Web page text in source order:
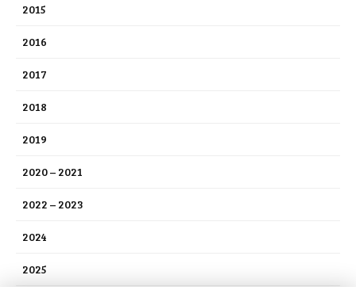
2015
2016
2017
2018
2019
2020 – 2021
2022 – 2023
2024
2025